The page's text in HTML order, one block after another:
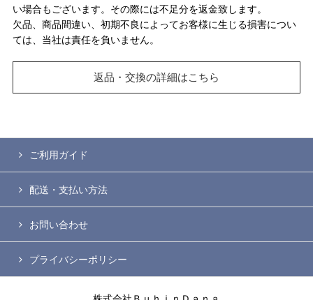
い場合もございます。その際には不足分を返金致します。
欠品、商品間違い、初期不良によってお客様に生じる損害につい
ては、当社は責任を負いません。
返品・交換の詳細はこちら
ご利用ガイド
配送・支払い方法
お問い合わせ
プライバシーポリシー